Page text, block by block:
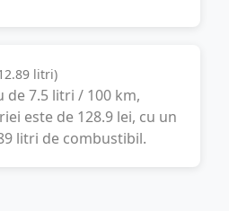
litri)
de7.5 litri / 100 km,
este de 128.9 lei, cu un
litri de combustibil.